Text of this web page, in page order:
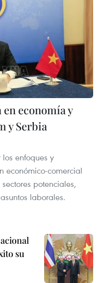
economía y
y Serbia
enfoques y
económico-comercial
potenciales,
laborales.
su